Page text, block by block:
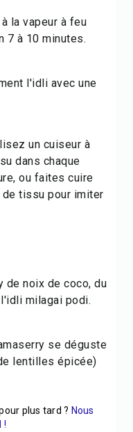
la vapeur à feu
7 à 10 minutes.
l'idli avec une
un cuiseur à
dans chaque
ou faites cuire
tissu pour imiter
de noix de coco, du
milagai podi.
se déguste
lentilles épicée)
plus tard ? Nous
!